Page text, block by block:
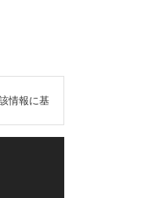
情報に基